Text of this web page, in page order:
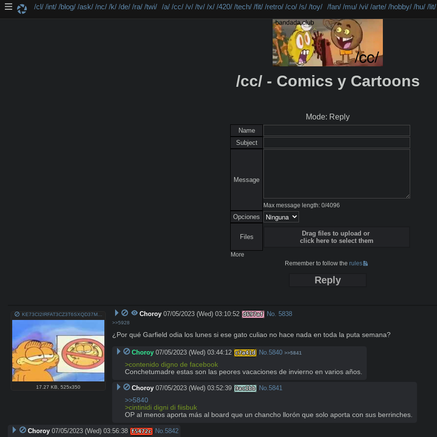
/cl/ /int/ /blog/ /ask/ /nc/ /k/ /de/ /ra/ /twi/ /a/ /cc/ /v/ /tv/ /x/ /420/ /tech/ /fit/ /retro/ /co/ /s/ /toy/ /fan/ /mu/ /vi/ /arte/ /hobby/ /hu/ /lit/
/cc/ - Comics y Cartoons
Mode: Reply
Name
Subject
Message
Max message length: 0/4096
Opciones
Files
Drag files to upload or
click here to select them
More
Remember to follow therules
Reply
17.27 KB ,525x350
Choroy 07/05/2023 (Wed) 03:10:52 d697af No. 5838
>>5928
¿Por qué Garfield odia los lunes si ese gato culiao no hace nada en toda la puta semana?
Choroy 07/05/2023 (Wed) 03:44:12 c7a41d No.5840 >>5841
>contenido digno de facebook
Conchetumadre estas son las peores vacaciones de invierno en varios años.
Choroy 07/05/2023 (Wed) 03:52:39 9ac1bb No.5841
>>5840
>cintinidi digni di fiisbuk
OP al menos aporta más al board que un chancho llorón que solo aporta con sus berrinches.
Choroy 07/05/2023 (Wed) 03:56:38 f5472c No. 5842